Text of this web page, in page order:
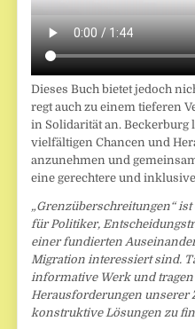
Dieses Buch bietet jedoch
regt auch zu einem tieferen
in Solidarität an. Beckerburg
vielfältigen Chancen und
anzunehmen und
eine gerechtere und
„Grenzüberschreitungen“
für Politiker,
einer fundierten
Migration interessiert sind.
informative Werk und tragen
Herausforderungen unserer
konstruktive Lösungen zu